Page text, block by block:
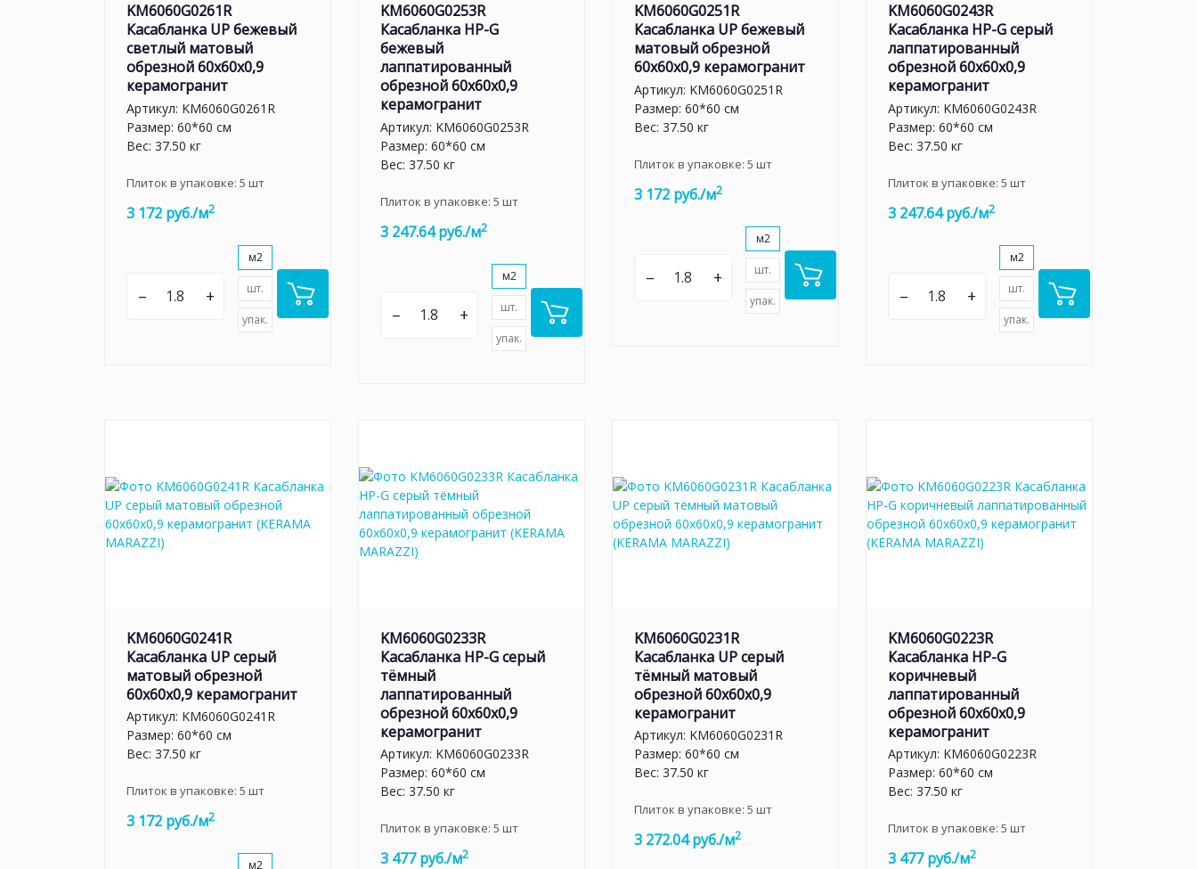
KM6060G0261R
Касабланка UP бежевый
светлый матовый
обрезной 60x60x0,9
керамогранит
Артикул: KM6060G0261R
Размер: 60*60 см
Вес: 37.50 кг
Плиток в упаковке: 5 шт
3 172 руб./м2
– +
м2
шт.
упак.
KM6060G0253R
Касабланка HP-G
бежевый
лаппатированный
обрезной 60x60x0,9
керамогранит
Артикул: KM6060G0253R
Размер: 60*60 см
Вес: 37.50 кг
Плиток в упаковке: 5 шт
3 247.64 руб./м2
– +
м2
шт.
упак.
KM6060G0251R
Касабланка UP бежевый
матовый обрезной
60x60x0,9 керамогранит
Артикул: KM6060G0251R
Размер: 60*60 см
Вес: 37.50 кг
Плиток в упаковке: 5 шт
3 172 руб./м2
– +
м2
шт.
упак.
KM6060G0243R
Касабланка HP-G серый
лаппатированный
обрезной 60x60x0,9
керамогранит
Артикул: KM6060G0243R
Размер: 60*60 см
Вес: 37.50 кг
Плиток в упаковке: 5 шт
3 247.64 руб./м2
– +
м2
шт.
упак.
KM6060G0241R
Касабланка UP серый
матовый обрезной
60x60x0,9 керамогранит
Артикул: KM6060G0241R
Размер: 60*60 см
Вес: 37.50 кг
Плиток в упаковке: 5 шт
3 172 руб./м2
м2
KM6060G0233R
Касабланка HP-G серый
тёмный
лаппатированный
обрезной 60x60x0,9
керамогранит
Артикул: KM6060G0233R
Размер: 60*60 см
Вес: 37.50 кг
Плиток в упаковке: 5 шт
3 477 руб./м2
KM6060G0231R
Касабланка UP серый
тёмный матовый
обрезной 60x60x0,9
керамогранит
Артикул: KM6060G0231R
Размер: 60*60 см
Вес: 37.50 кг
Плиток в упаковке: 5 шт
3 272.04 руб./м2
KM6060G0223R
Касабланка HP-G
коричневый
лаппатированный
обрезной 60x60x0,9
керамогранит
Артикул: KM6060G0223R
Размер: 60*60 см
Вес: 37.50 кг
Плиток в упаковке: 5 шт
3 477 руб./м2